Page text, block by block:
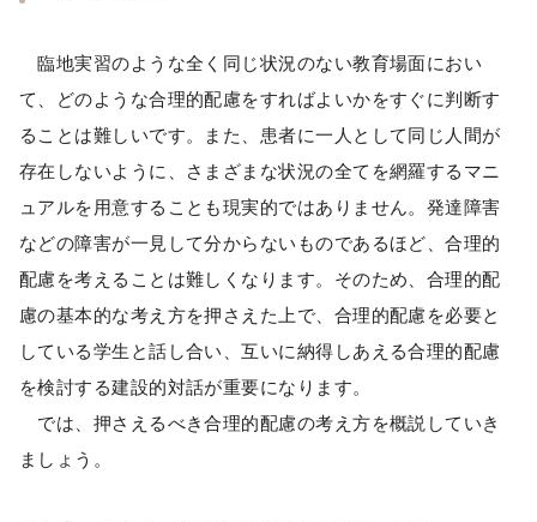
臨地実習のような全く同じ状況のない教育場面におい
て、どのような合理的配慮をすればよいかをすぐに判断す
ることは難しいです。また、患者に一人として同じ人間が
存在しないように、さまざまな状況の全てを網羅するマニ
ュアルを用意することも現実的ではありません。発達障害
などの障害が一見して分からないものであるほど、合理的
配慮を考えることは難しくなります。そのため、合理的配
慮の基本的な考え方を押さえた上で、合理的配慮を必要と
している学生と話し合い、互いに納得しあえる合理的配慮
を検討する建設的対話が重要になります。
では、押さえるべき合理的配慮の考え方を概説していき
ましょう。